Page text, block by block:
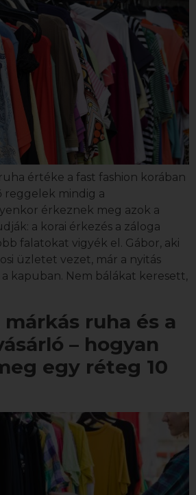
értéke a fast fashion korában
reggelek mindig a
érkeznek meg azok a
a korai érkezés a záloga
falatokat vigyék el. Gábor, aki
üzletet vezet, már a nyitás
kapuban. Nem bálákat keresett,
ruha és a
– hogyan
egy réteg 10